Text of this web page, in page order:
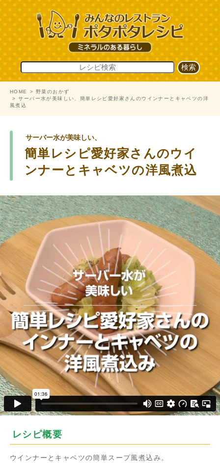
HOME
野菜のおかず
サーバー水が美味しい、簡単レシピ愛好家さんのウインナーとキャベツの洋
風煮込
サーバー水が美味しい、
簡単レシピ愛好家さんのウイ
ンナーとキャベツの洋風煮込
レシピ概要
ウインナーとキャベツの簡単スープ風煮込み。